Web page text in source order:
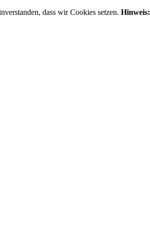
dass wir Cookies setzen. Hinweis: